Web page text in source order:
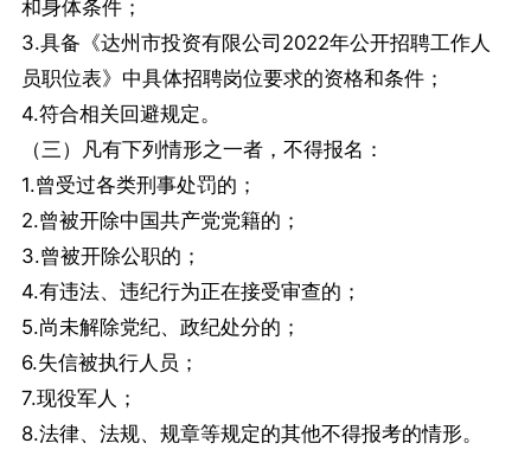
和身体条件；
3.具备《达州市投资有限公司2022年公开招聘工作人
员职位表》中具体招聘岗位要求的资格和条件；
4.符合相关回避规定。
（三）凡有下列情形之一者，不得报名：
1.曾受过各类刑事处罚的；
2.曾被开除中国共产党党籍的；
3.曾被开除公职的；
4.有违法、违纪行为正在接受审查的；
5.尚未解除党纪、政纪处分的；
6.失信被执行人员；
7.现役军人；
8.法律、法规、规章等规定的其他不得报考的情形。